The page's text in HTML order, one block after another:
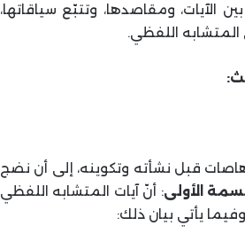
الآيات، ومقاصدها، وتتبّع سياقاتها،
المتشابه اللفظي.
قبل نشأته وتكوينه، إلى أن نضج
الأولى: أنّ آيات المتشابه اللفظي
يأتي بيان ذلك: